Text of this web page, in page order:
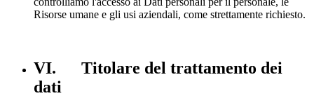
Risorse umane e gli usi aziendali, come strettamente richiesto.
VI. Titolare del trattamento dei
dati